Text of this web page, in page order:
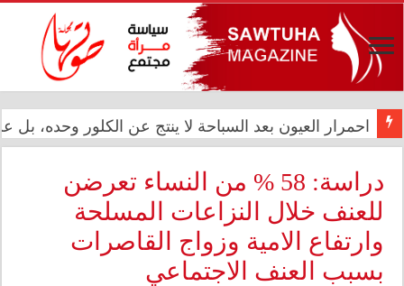
احمرار العيون بعد السباحة لا ينتج عن الكلور وحده،
المعموري تشارك في احتفال سفارة المملكة المغربية بالذكرى الـ27
دراسة: 58 % من النساء تعرضن
للعنف خلال النزاعات المسلحة
وارتفاع الامية وزواج القاصرات
بسبب العنف الاجتماعي